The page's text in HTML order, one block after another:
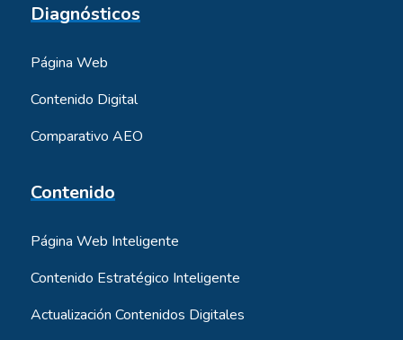
Diagnósticos
Página Web
Contenido Digital
Comparativo AEO
Contenido
Página Web Inteligente
Contenido Estratégico Inteligente
Actualización Contenidos Digitales